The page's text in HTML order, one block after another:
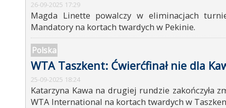
26-09-2025 17:29
Magda Linette powalczy w eliminacjach
Mandatory na kortach twardych w Pekinie.
Polska
WTA Taszkent: Ćwierćfinał nie dla
25-09-2025 18:24
Katarzyna Kawa na drugiej rundzie zakończyła
WTA International na kortach twardych w